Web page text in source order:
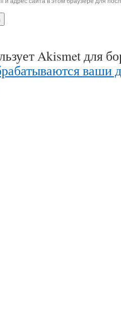
Akismet для
ваши